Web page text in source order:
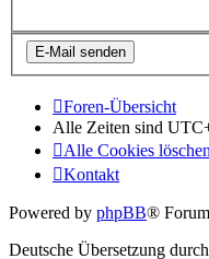
Foren-Übersicht
Alle Zeiten sind
Alle Cookies
Kontakt
Powered by phpBB®
Deutsche Übersetzung durch